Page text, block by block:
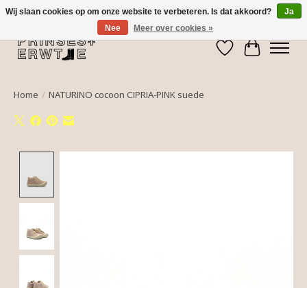
Verlanglijst
Home / NATURINO cocoon CIPRIA-PINK suede
Wij slaan cookies op om onze website te verbeteren. Is dat akkoord?
Ja
Nee
Meer over cookies »